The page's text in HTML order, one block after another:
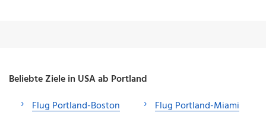
Beliebte Ziele in USA ab Portland
Flug Portland-Boston
Flug Portland-Miami